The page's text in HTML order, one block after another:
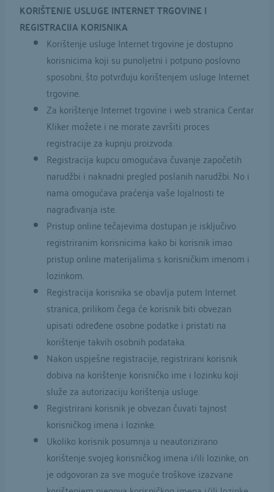
KORIŠTENJE USLUGE INTERNET TRGOVINE I
REGISTRACIJA KORISNIKA
Korištenje usluge Internet trgovine je dostupno
korisnicima koji su punoljetni i potpuno poslovno
sposobni, što potvrđuju korištenjem usluge Internet
trgovine.
Za korištenje Internet trgovine i web stranica Centar
Kliker možete i ne morate završiti proces
registracije za kupnju proizvoda.
Registracija kupcu omogućava čuvanje započetih
narudžbi i naknadni pregled poslanih narudžbi. No i
nama omogućava praćenja vaše lojalnosti te
nagrađivanja iste.
Pristup online tečajevima dostupan je isključivo
registriranim korisnicima kako bi korisnik imao
pristup online materijalima s korisničkim imenom i
lozinkom.
Registracija korisnika se obavlja putem Internet
stranica, prilikom čega će korisnik biti obvezan
upisati određene osobne podatke i pristati na
korištenje takvih osobnih podataka.
Nakon uspješne registracije, registrirani korisnik
dobiva na korištenje korisničko ime i lozinku koji
služe za autorizaciju korištenja usluge.
Registrirani korisnik je obvezan čuvati tajnost
korisničkog imena i lozinke.
Ukoliko korisnik posumnja u neautorizirano
korištenje svojeg korisničkog imena i/ili lozinke, on
je odgovoran za sve moguće troškove izazvane